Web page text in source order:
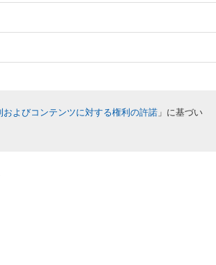
およびコンテンツに対する権利の許諾 」に基づい